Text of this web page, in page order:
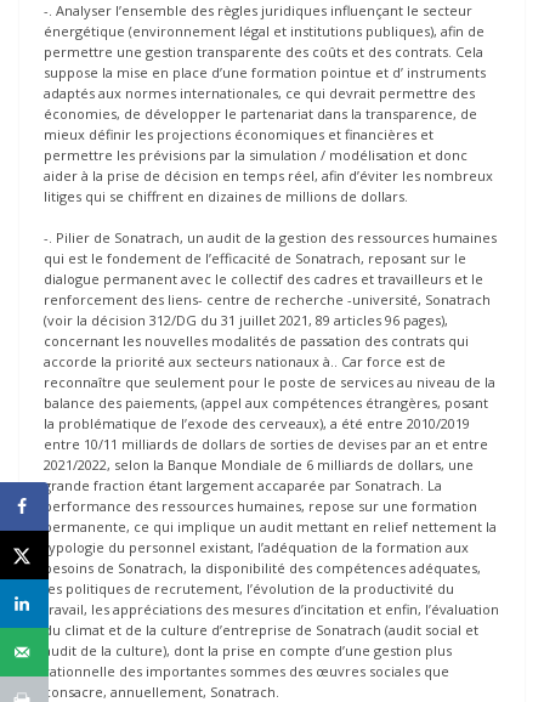
-. Analyser l’ensemble des règles juridiques influençant le secteur
énergétique (environnement légal et institutions publiques), afin de
permettre une gestion transparente des coûts et des contrats. Cela
suppose la mise en place d’une formation pointue et d’ instruments
adaptés aux normes internationales, ce qui devrait permettre des
économies, de développer le partenariat dans la transparence, de
mieux définir les projections économiques et financières et
permettre les prévisions par la simulation / modélisation et donc
aider à la prise de décision en temps réel, afin d’éviter les nombreux
litiges qui se chiffrent en dizaines de millions de dollars.
-. Pilier de Sonatrach, un audit de la gestion des ressources humaines
qui est le fondement de l’efficacité de Sonatrach, reposant sur le
dialogue permanent avec le collectif des cadres et travailleurs et le
renforcement des liens- centre de recherche -université, Sonatrach
(voir la décision 312/DG du 31 juillet 2021, 89 articles 96 pages),
concernant les nouvelles modalités de passation des contrats qui
accorde la priorité aux secteurs nationaux à.. Car force est de
reconnaître que seulement pour le poste de services au niveau de la
balance des paiements, (appel aux compétences étrangères, posant
la problématique de l’exode des cerveaux), a été entre 2010/2019
entre 10/11 milliards de dollars de sorties de devises par an et entre
2021/2022, selon la Banque Mondiale de 6 milliards de dollars, une
grande fraction étant largement accaparée par Sonatrach. La
performance des ressources humaines, repose sur une formation
permanente, ce qui implique un audit mettant en relief nettement la
typologie du personnel existant, l’adéquation de la formation aux
besoins de Sonatrach, la disponibilité des compétences adéquates,
les politiques de recrutement, l’évolution de la productivité du
travail, les appréciations des mesures d’incitation et enfin, l’évaluation
du climat et de la culture d’entreprise de Sonatrach (audit social et
audit de la culture), dont la prise en compte d’une gestion plus
rationnelle des importantes sommes des œuvres sociales que
consacre, annuellement, Sonatrach.